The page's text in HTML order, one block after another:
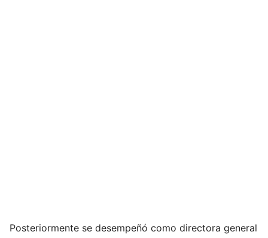
Posteriormente se desempeñó como directora general